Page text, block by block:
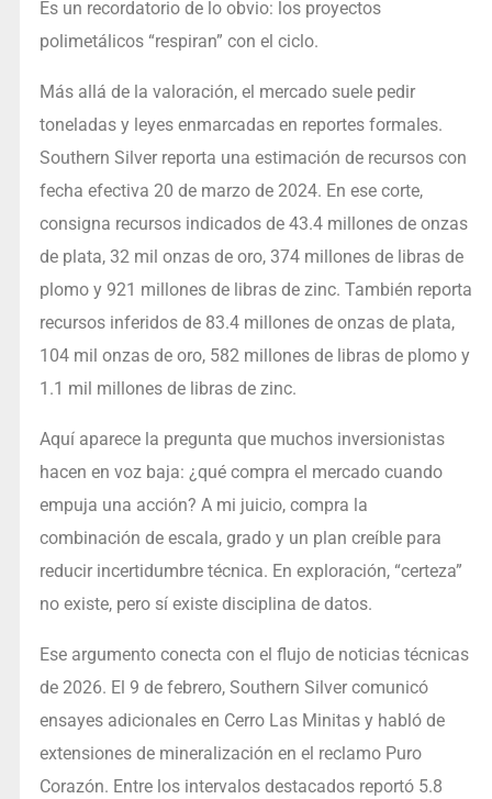
Es un recordatorio de lo obvio: los proyectos
polimetálicos “respiran” con el ciclo.
Más allá de la valoración, el mercado suele pedir
toneladas y leyes enmarcadas en reportes formales.
Southern Silver reporta una estimación de recursos con
fecha efectiva 20 de marzo de 2024. En ese corte,
consigna recursos indicados de 43.4 millones de onzas
de plata, 32 mil onzas de oro, 374 millones de libras de
plomo y 921 millones de libras de zinc. También reporta
recursos inferidos de 83.4 millones de onzas de plata,
104 mil onzas de oro, 582 millones de libras de plomo y
1.1 mil millones de libras de zinc.
Aquí aparece la pregunta que muchos inversionistas
hacen en voz baja: ¿qué compra el mercado cuando
empuja una acción? A mi juicio, compra la
combinación de escala, grado y un plan creíble para
reducir incertidumbre técnica. En exploración, “certeza”
no existe, pero sí existe disciplina de datos.
Ese argumento conecta con el flujo de noticias técnicas
de 2026. El 9 de febrero, Southern Silver comunicó
ensayes adicionales en Cerro Las Minitas y habló de
extensiones de mineralización en el reclamo Puro
Corazón. Entre los intervalos destacados reportó 5.8